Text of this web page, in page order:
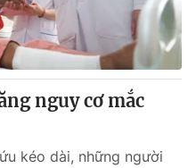
nguy cơ mắc
kéo dài, những người